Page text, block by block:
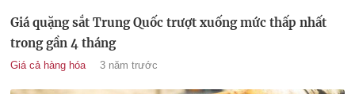
Giá quặng sắt Trung Quốc trượt xuống mức thấp nhất
trong gần 4 tháng
Giá cả hàng hóa 3 năm trước